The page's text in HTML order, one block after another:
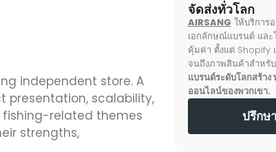
independent store. A
presentation, scalability,
fishing-related themes
strengths,
จัดส่งทั่วโลก
AIRSANG ให้บริการ
เอกลักษณ์แบรนด์ แล
คุ้มค่า ตั้งแต่ Shopify
จนถึงภาพสินค้าสำหรั
แบรนด์ระดับโลกสร้า
ออนไลน์ของพวกเขา.
ปรึกษ